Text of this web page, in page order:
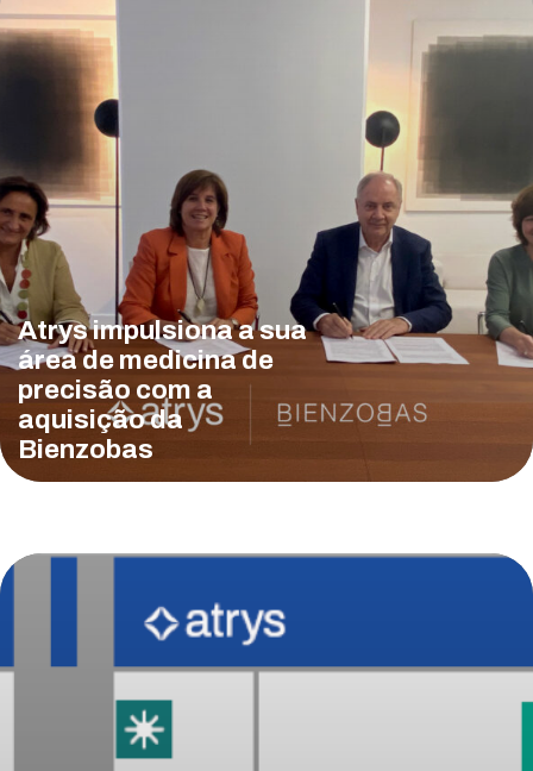
Atrys impulsiona a sua
área de medicina de
precisão com a
aquisição da
Bienzobas